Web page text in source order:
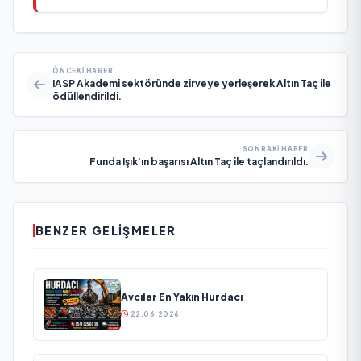
ÖNCEKI HABER
IASP Akademi sektöründe zirveye yerleşerek Altın Taç ile
ödüllendirildi.
SONRAKI HABER
Funda Işık’ın başarısı Altın Taç ile taçlandırıldı.
BENZER GELIŞMELER
Avcılar En Yakın Hurdacı
22.06.2026